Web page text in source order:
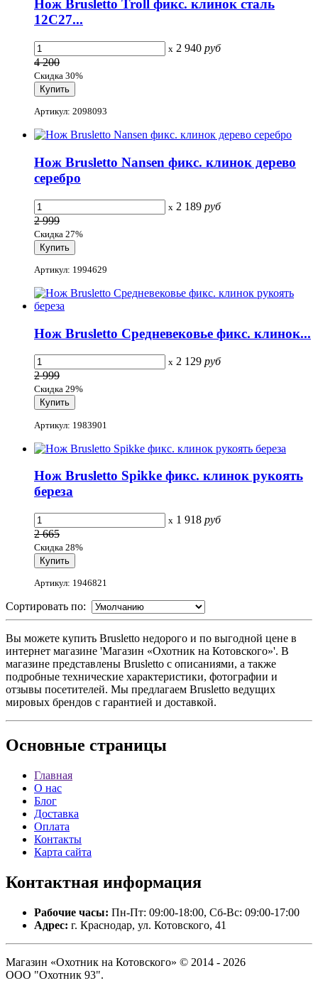
Нож Brusletto Troll фикс. клинок сталь
12С27...
x 2 940 руб
4 200
Скидка 30%
Артикул: 2098093
Нож Brusletto Nansen фикс. клинок дерево
серебро
x 2 189 руб
2 999
Скидка 27%
Артикул: 1994629
Нож Brusletto Средневековье фикс. клинок...
x 2 129 руб
2 999
Скидка 29%
Артикул: 1983901
Нож Brusletto Spikke фикс. клинок рукоять
береза
x 1 918 руб
2 665
Скидка 28%
Артикул: 1946821
Сортировать по:
Вы можете купить Brusletto недорого и по выгодной цене в
интернет магазине 'Магазин «Охотник на Котовского»'. В
магазине представлены Brusletto с описаниями, а также
подробные технические характеристики, фотографии и
отзывы посетителей. Мы предлагаем Brusletto ведущих
мировых брендов с гарантией и доставкой.
Основные страницы
Главная
О нас
Блог
Доставка
Оплата
Контакты
Карта сайта
Контактная информация
Рабочие часы: Пн-Пт: 09:00-18:00, Сб-Вс: 09:00-17:00
Адрес: г. Краснодар, ул. Котовского, 41
Магазин «Охотник на Котовского» © 2014 - 2026
ООО "Охотник 93".